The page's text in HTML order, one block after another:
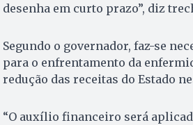
desenha em curto prazo”, diz
Segundo o governador, faz-se
para o enfrentamento da
redução das receitas do Estado
“O auxílio financeiro será